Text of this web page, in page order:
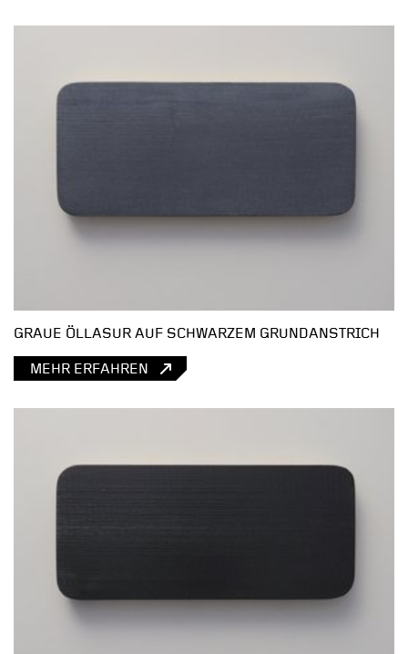
GRAUE ÖLLASUR AUF SCHWARZEM GRUNDANSTRICH
MEHR ERFAHREN